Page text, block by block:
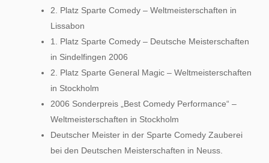
2. Platz Sparte Comedy – Weltmeisterschaften in
Lissabon
1. Platz Sparte Comedy – Deutsche Meisterschaften
in Sindelfingen 2006
2. Platz Sparte General Magic – Weltmeisterschaften
in Stockholm
2006 Sonderpreis „Best Comedy Performance“ –
Weltmeisterschaften in Stockholm
Deutscher Meister in der Sparte Comedy Zauberei
bei den Deutschen Meisterschaften in Neuss.